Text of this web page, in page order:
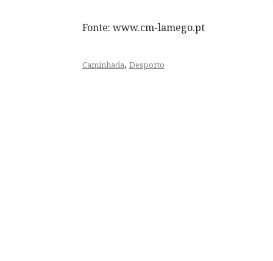
Fonte: www.cm-lamego.pt
Caminhada, Desporto